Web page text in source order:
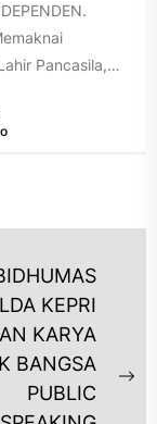
Pancasila,
dan
KEPRI
KARYA
BANGSA
PUBLIC